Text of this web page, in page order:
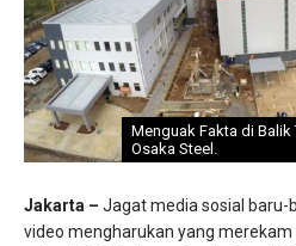
Menguak Fakta di Balik
Osaka Steel.
Jakarta – Jagat media sosial baru-
video mengharukan yang